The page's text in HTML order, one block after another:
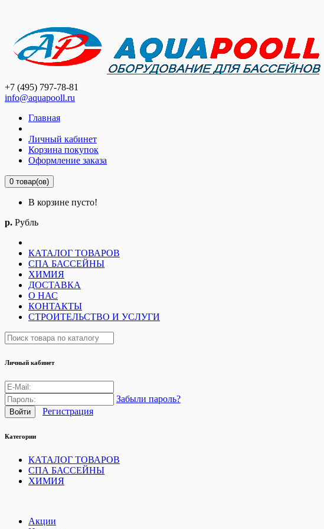
+7 (495) 797-78-81
info@aquapooll.ru
Главная
Личный кабинет
Корзина покупок
Оформление заказа
0 товар(ов)
В корзине пусто!
р. Рубль
КАТАЛОГ ТОВАРОВ
СПА БАССЕЙНЫ
ХИМИЯ
ДОСТАВКА
О НАС
КОНТАКТЫ
СТРОИТЕЛЬСТВО И УСЛУГИ
Личный кабинет
Забыли пароль?
Регистрация
Категории
КАТАЛОГ ТОВАРОВ
СПА БАССЕЙНЫ
ХИМИЯ
Акции